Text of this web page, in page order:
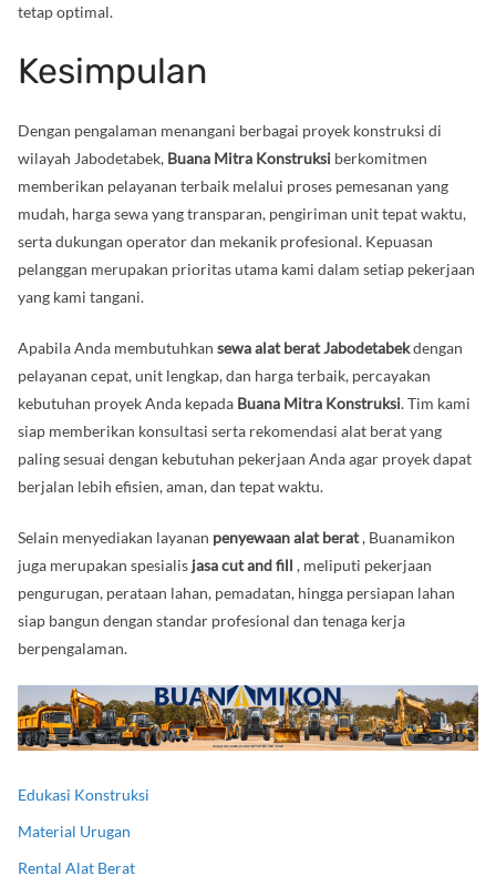
tetap optimal.
Kesimpulan
Dengan pengalaman menangani berbagai proyek konstruksi di
wilayah Jabodetabek, Buana Mitra Konstruksi berkomitmen
memberikan pelayanan terbaik melalui proses pemesanan yang
mudah, harga sewa yang transparan, pengiriman unit tepat waktu,
serta dukungan operator dan mekanik profesional. Kepuasan
pelanggan merupakan prioritas utama kami dalam setiap pekerjaan
yang kami tangani.
Apabila Anda membutuhkan sewa alat berat Jabodetabekdengan
pelayanan cepat, unit lengkap, dan harga terbaik, percayakan
kebutuhan proyek Anda kepada Buana Mitra Konstruksi. Tim kami
siap memberikan konsultasi serta rekomendasi alat berat yang
paling sesuai dengan kebutuhan pekerjaan Anda agar proyek dapat
berjalan lebih efisien, aman, dan tepat waktu.
Selain menyediakan layanan penyewaan alat berat, Buanamikon
juga merupakan spesialis jasa cut and fill , meliputi pekerjaan
pengurugan, perataan lahan, pemadatan, hingga persiapan lahan
siap bangun dengan standar profesional dan tenaga kerja
berpengalaman.
Edukasi Konstruksi
Material Urugan
Rental Alat Berat